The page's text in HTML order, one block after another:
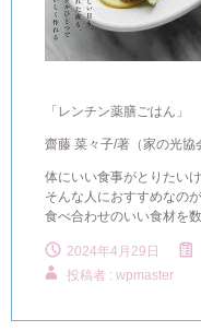
「レンチン薬膳ごはん」
齋藤 菜々子/著（家の光協
体にいい食事がとりたい
そんな人におすすめなの
食べ合わせのいい食材を
2024年4月29日
投稿者 : wpmaster